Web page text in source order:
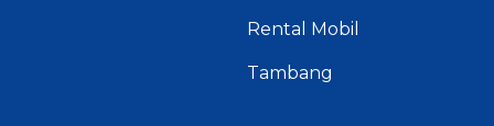
Rental Mobil
Tambang